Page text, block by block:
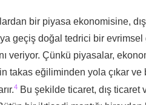
bir piyasa ekonomisine,
geçiş doğal tedrici bir
veriyor. Çünkü piyasalar,
takas eğiliminden yola çıkar
4Bu şekilde ticaret, dış ticaret